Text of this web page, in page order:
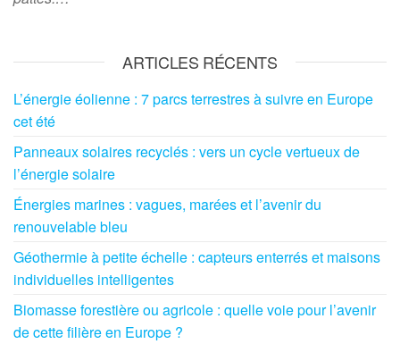
ARTICLES RÉCENTS
L’énergie éolienne : 7 parcs terrestres à suivre en Europe
cet été
Panneaux solaires recyclés : vers un cycle vertueux de
l’énergie solaire
Énergies marines : vagues, marées et l’avenir du
renouvelable bleu
Géothermie à petite échelle : capteurs enterrés et maisons
individuelles intelligentes
Biomasse forestière ou agricole : quelle voie pour l’avenir
de cette filière en Europe ?